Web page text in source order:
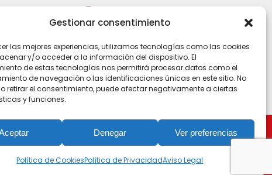
Gestionar consentimiento
las mejores experiencias, utilizamos tecnologías como las cookies
y/o acceder a la información del dispositivo. El
de estas tecnologías nos permitirá procesar datos como el
de navegación o las identificaciones únicas en este sitio. No
retirar el consentimiento, puede afectar negativamente a ciertas
y funciones.
Denegar Ver preferencias
Política de CookiesPolítica de PrivacidadAviso Legal
Mapa del Sitio
Mapa Web|Desarrollo Web iLike 360